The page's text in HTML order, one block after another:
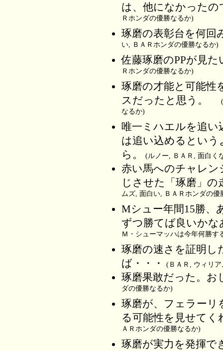
は、他になかった
Ｒホンダの優勝なるか)
琢磨の表彰台を何
い, ＢＡＲホンダの優勝なるか)
佐藤琢磨のPPが見
Ｒホンダの優勝なるか)
琢磨の才能と可能性
スだったと思う。
なるか)
唯一ミハエルを追
は追い込めるとい
ら。
(ルノー, ＢＡＲ, 面白く
赤い馬へのチャレ
じさせた「琢磨」
ムズ, 面白い, ＢＡＲホンダの優
Mシュー年間15勝、
ずつ勝てば良いか
Ｍ・シューマッハは今年何勝す
琢磨の速さを証明し
ば・・・
(ＢＡＲ, ウィリ
琢磨果敢だった。お
ダの優勝なるか)
琢磨が、フェラー
る可能性を見せてく
ＡＲホンダの優勝なるか)
琢磨が実力を発揮で